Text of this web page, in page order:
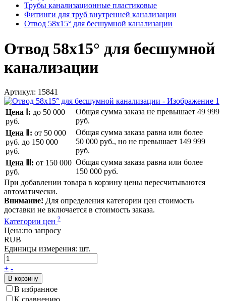
Трубы канализационные пластиковые
Фитинги для труб внутренней канализации
Отвод 58x15° для бесшумной канализации
Отвод 58x15° для бесшумной
канализации
Артикул: 15841
Цена Ⅰ: до 50 000
руб.
Общая сумма заказа не превышает 49 999
руб.
Цена Ⅱ: от 50 000
руб. до 150 000
руб.
Общая сумма заказа равна или более
50 000 руб., но не превышает 149 999
руб.
Цена Ⅲ: от 150 000
руб.
Общая сумма заказа равна или более
150 000 руб.
При добавлении товара в корзину цены пересчитываются
автоматически.
Внимание! Для определения категории цен стоимость
доставки не включается в стоимость заказа.
Категории цен ?
Цена:по запросу
RUB
Единицы измерения: шт.
+ -
В корзину
В избранное
К сравнению